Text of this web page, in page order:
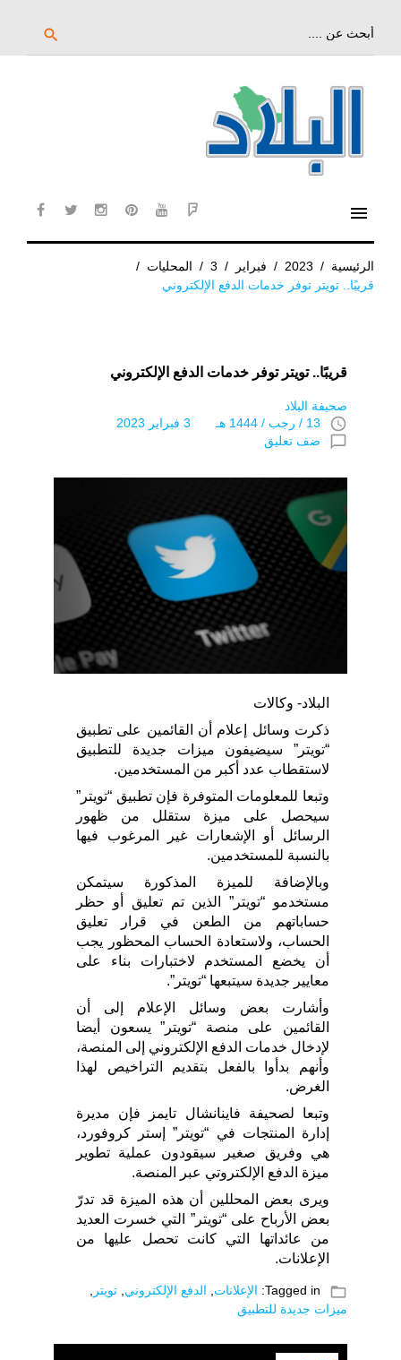
search
menu
الرئيسية /
2023
/ فبراير /
3
/ المحليات /
قريبًا.. تويتر توفر خدمات الدفع الإلكتروني
قريبًا.. تويتر توفر خدمات الدفع الإلكتروني
صحيفة البلاد
access_time 13 / رجب / 1444 هـ 3 فبراير 2023
chat_bubble_outline ضف تعليق
البلاد- وكالات
ذكرت وسائل إعلام أن القائمين على تطبيق
“تويتر” سيضيفون ميزات جديدة للتطبيق
لاستقطاب عدد أكبر من المستخدمين.
وتبعا للمعلومات المتوفرة فإن تطبيق “تويتر”
سيحصل على ميزة ستقلل من ظهور
الرسائل أو الإشعارات غير المرغوب فيها
بالنسبة للمستخدمين.
وبالإضافة للميزة المذكورة سيتمكن
مستخدمو “تويتر” الذين تم تعليق أو حظر
حساباتهم من الطعن في قرار تعليق
الحساب، ولاستعادة الحساب المحظور يجب
أن يخضع المستخدم لاختبارات بناء على
معايير جديدة سيتبعها “تويتر”.
وأشارت بعض وسائل الإعلام إلى أن
القائمين على منصة “تويتر” يسعون أيضا
لإدخال خدمات الدفع الإلكتروني إلى المنصة،
وأنهم بدأوا بالفعل بتقديم التراخيص لهذا
الغرض.
وتبعا لصحيفة فاينانشال تايمز فإن مديرة
إدارة المنتجات في “تويتر” إستر كروفورد،
هي وفريق صغير سيقودون عملية تطوير
ميزة الدفع الإلكتروتي عبر المنصة.
ويرى بعض المحللين أن هذه الميزة قد تدرّ
بعض الأرباح على “تويتر” التي خسرت العديد
من عائداتها التي كانت تحصل عليها من
الإعلانات.
folder_open
Tagged in: الإعلانات, الدفع الإلكتروني, تويتر ,
ميزات جديدة للتطبيق